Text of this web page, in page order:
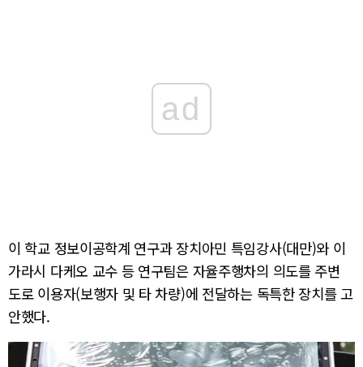
ad
이 학교 정보이공학계 연구과 장치아민 특임강사(대만)와 이
가라시 다케오 교수 등 연구팀은 자율주행차의 의도를 주변
도로 이용자(보행자 및 타 차량)에 전달하는 독특한 장치를 고
안했다.